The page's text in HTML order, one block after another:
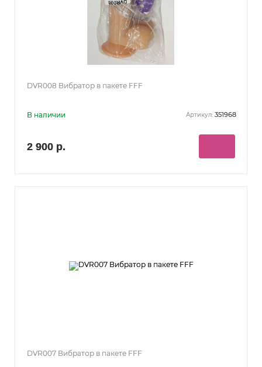
DVR008 Вибратор в пакете FFF
В наличии Артикул: 351968
2 900 р.
DVR007 Вибратор в пакете FFF